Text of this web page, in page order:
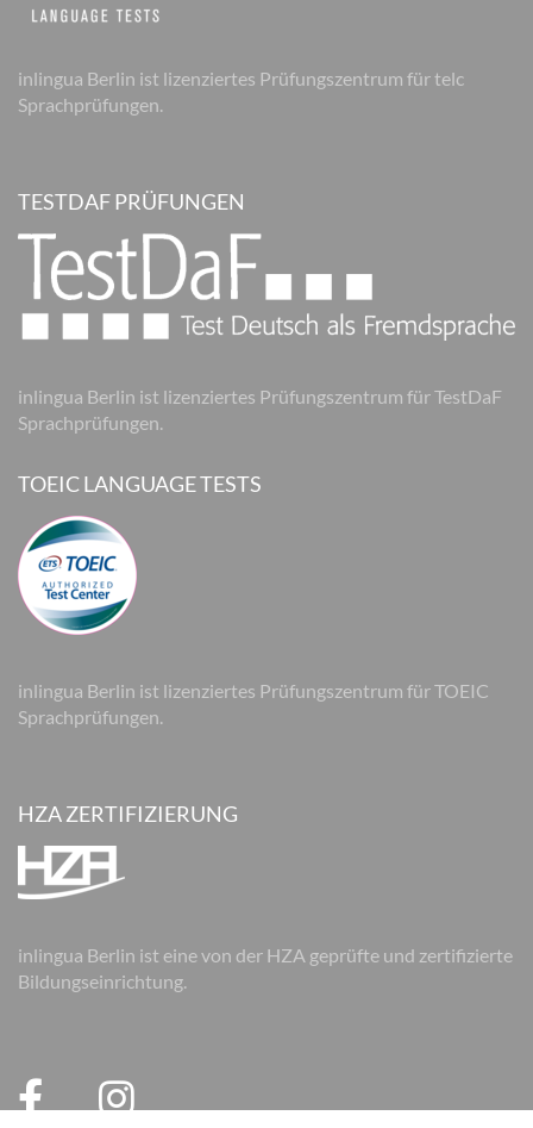
inlingua Berlin ist lizenziertes Prüfungszentrum für telc
Sprachprüfungen.
TESTDAF PRÜFUNGEN
inlingua Berlin ist lizenziertes Prüfungszentrum für TestDaF
Sprachprüfungen.
TOEIC LANGUAGE TESTS
inlingua Berlin ist lizenziertes Prüfungszentrum für TOEIC
Sprachprüfungen.
HZA ZERTIFIZIERUNG
inlingua Berlin ist eine von der HZA geprüfte und zertifizierte
Bildungseinrichtung.